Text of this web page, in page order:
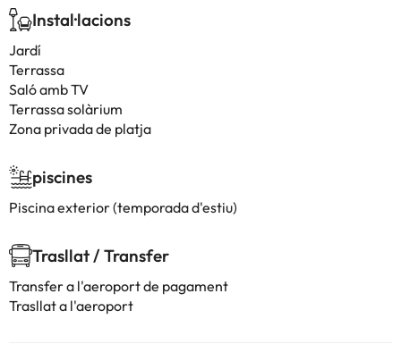
Instal·lacions
Jardí
Terrassa
Saló amb TV
Terrassa solàrium
Zona privada de platja
piscines
Piscina exterior (temporada d'estiu)
Trasllat / Transfer
Transfer a l'aeroport de pagament
Trasllat a l'aeroport